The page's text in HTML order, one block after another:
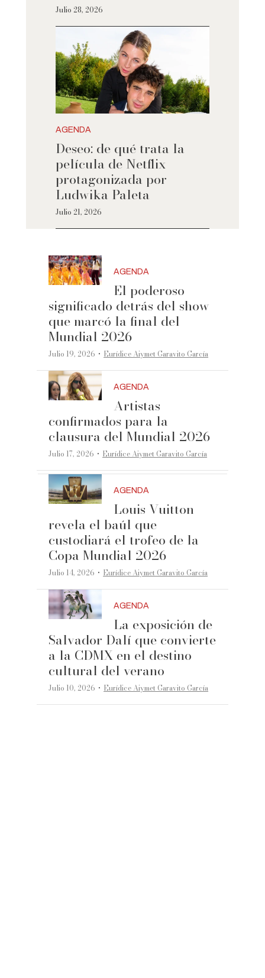
Julio 28, 2026
AGENDA
Deseo: de qué trata la
película de Netflix
protagonizada por
Ludwika Paleta
Julio 21, 2026
AGENDA
El poderoso
significado detrás del show
que marcó la final del
Mundial 2026
Julio 19, 2026 ·Eurídice Aiymet Garavito García
AGENDA
Artistas
confirmados para la
clausura del Mundial 2026
Julio 17, 2026 ·Eurídice Aiymet Garavito García
AGENDA
Louis Vuitton
revela el baúl que
custodiará el trofeo de la
Copa Mundial 2026
Julio 14, 2026 ·Eurídice Aiymet Garavito García
AGENDA
La exposición de
Salvador Dalí que convierte
a la CDMX en el destino
cultural del verano
Julio 10, 2026 ·Eurídice Aiymet Garavito García